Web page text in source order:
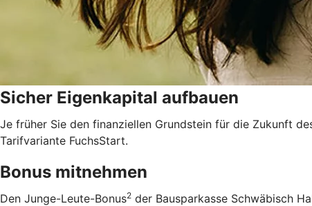
Sicher Eigenkapital aufbauen
Je früher Sie den finanziellen Grundstein für die Zukunft
Tarifvariante FuchsStart.
Bonus mitnehmen
Den Junge-Leute-Bonus2 der Bausparkasse Schwäbisch